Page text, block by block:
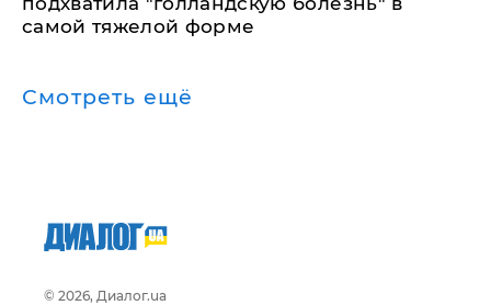
самой тяжелой форме
Смотреть ещё
© 2026, Диалог.ua